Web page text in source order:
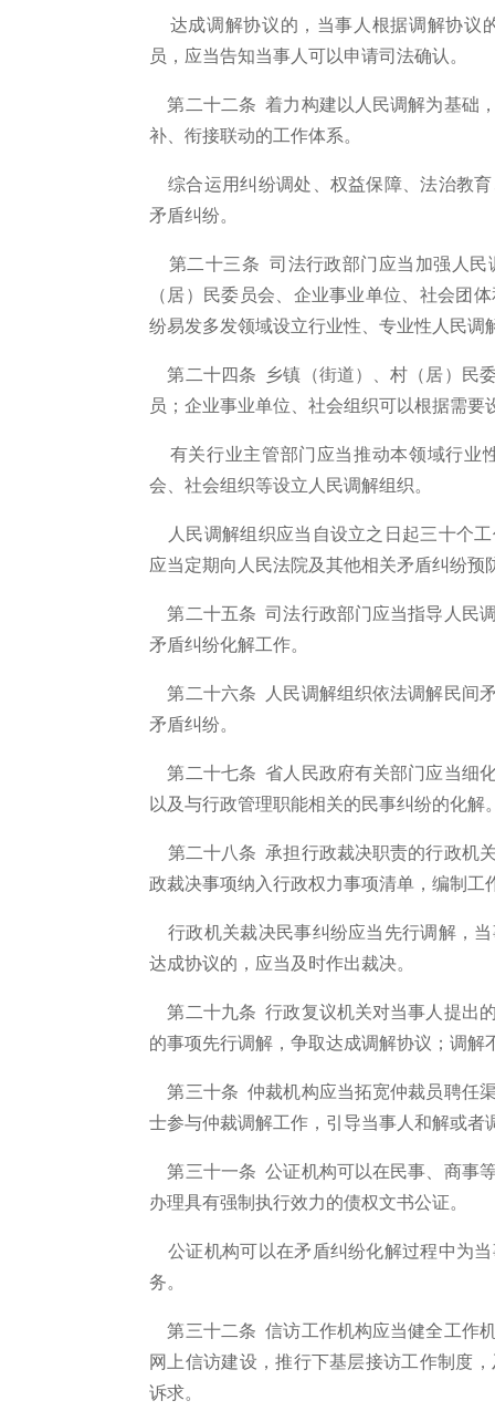
达成调解协议的，当事人根据调解协议
员，应当告知当事人可以申请司法确认。
第二十二条 着力构建以人民调解为基础
补、衔接联动的工作体系。
综合运用纠纷调处、权益保障、法治教
矛盾纠纷。
第二十三条 司法行政部门应当加强人民
（居）民委员会、企业事业单位、社会团
纷易发多发领域设立行业性、专业性人民调
第二十四条 乡镇（街道）、村（居）民
员；企业事业单位、社会组织可以根据需要
有关行业主管部门应当推动本领域行业
会、社会组织等设立人民调解组织。
人民调解组织应当自设立之日起三十个
应当定期向人民法院及其他相关矛盾纠纷预
第二十五条 司法行政部门应当指导人民
矛盾纠纷化解工作。
第二十六条 人民调解组织依法调解民间
矛盾纠纷。
第二十七条 省人民政府有关部门应当细
以及与行政管理职能相关的民事纠纷的化解
第二十八条 承担行政裁决职责的行政机
政裁决事项纳入行政权力事项清单，编制工
行政机关裁决民事纠纷应当先行调解，
达成协议的，应当及时作出裁决。
第二十九条 行政复议机关对当事人提出
的事项先行调解，争取达成调解协议；调解
第三十条 仲裁机构应当拓宽仲裁员聘任
士参与仲裁调解工作，引导当事人和解或者
第三十一条 公证机构可以在民事、商事
办理具有强制执行效力的债权文书公证。
公证机构可以在矛盾纠纷化解过程中为
务。
第三十二条 信访工作机构应当健全工作
网上信访建设，推行下基层接访工作制度
诉求。